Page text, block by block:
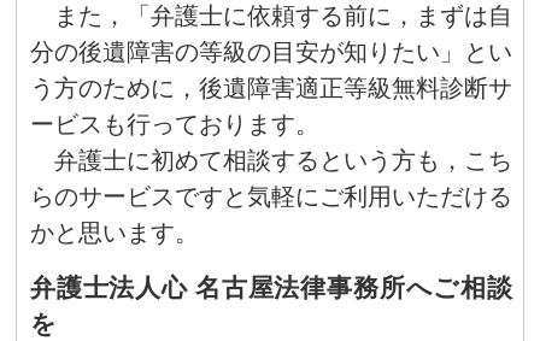
また，「弁護士に依頼する前に，まずは自
分の後遺障害の等級の目安が知りたい」とい
う方のために，後遺障害適正等級無料診断サ
ービスも行っております。
弁護士に初めて相談するという方も，こち
らのサービスですと気軽にご利用いただける
かと思います。
弁護士法人心 名古屋法律事務所へご相談
を